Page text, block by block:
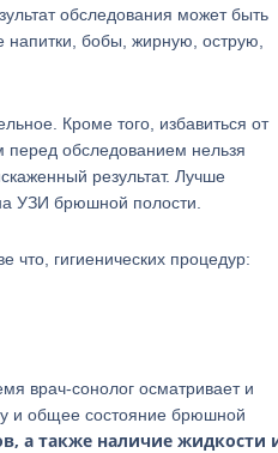
обследования может быть
напитки, бобы, жирную, острую,
Кроме того, избавиться от
перед обследованием нельзя
результат. Лучше
УЗИ брюшной полости.
гигиенических процедур:
врач-сонолог осматривает и
и общее состояние брюшной
а также наличие жидкости